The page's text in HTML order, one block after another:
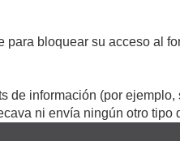
bloquear su acceso al
información (por
ni envía ningún otro tipo